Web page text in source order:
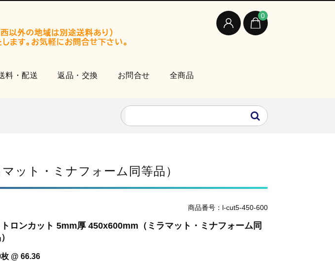
0
料・配送 返品・交換 お問合せ 全商品
ット・ミナフォーム同等品）
商品番号：l-cut5-450-600
トロンカット 5mm厚 450x600mm（ミラマット・ミナフォーム同
@ 66.36